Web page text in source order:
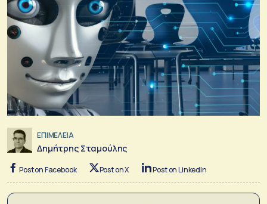
ΕΠΙΜΕΛΕΙΑ
Δημήτρης Σταμούλης
Post on Facebook Post on X Post on LinkedIn